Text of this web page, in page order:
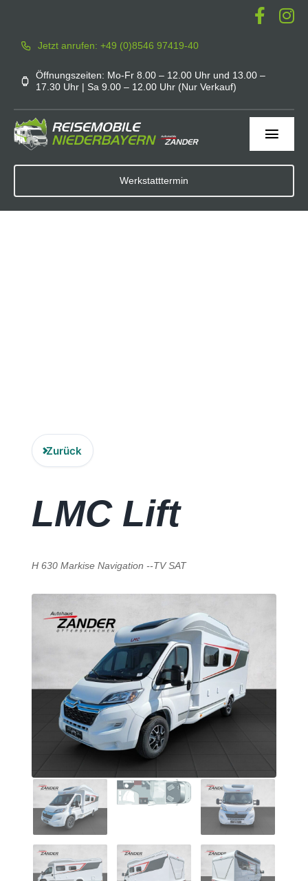
springenJetzt anrufen: +49 (0)8546 97419-40
Öffnungszeiten: Mo-Fr 8.00 – 12.00 Uhr und 13.00 –
17.30 Uhr | Sa 9.00 – 12.00 Uhr (Nur Verkauf)
Werkstatt
Carado
Karriere
Kontakt
Werkstatttermin
Zurück
LMC Lift
H 630 Markise Navigation --TV SAT